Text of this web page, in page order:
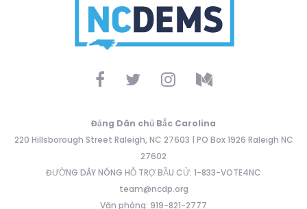
Đảng Dân chủ Bắc Carolina
220 Hillsborough Street Raleigh, NC 27603 | PO Box 1926 Raleigh NC
27602
ĐƯỜNG DÂY NÓNG HỖ TRỢ BẦU CỬ: 1-833-VOTE4NC
team@ncdp.org
Văn phòng: 919-821-2777